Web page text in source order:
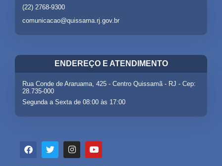
(22) 2768-9300
comunicacao@quissama.rj.gov.br
ENDEREÇO E ATENDIMENTO
Rua Conde de Araruama, 425 - Centro Quissamã - RJ - Cep:
28.735-000
Segunda a Sexta de 08:00 às 17:00